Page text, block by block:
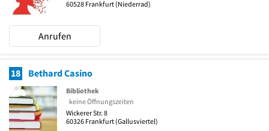
60528 Frankfurt (Niederrad)
Anrufen
18 Bethard Casino
Bibliothek
keine Öffnungszeiten
Wickerer Str. 8
60326 Frankfurt (Gallusviertel)